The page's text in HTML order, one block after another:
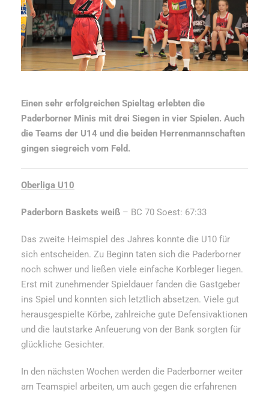
Einen sehr erfolgreichen Spieltag erlebten die
Paderborner Minis mit drei Siegen in vier Spielen. Auch
die Teams der U14 und die beiden Herrenmannschaften
gingen siegreich vom Feld.
Oberliga U10
Paderborn Baskets weiß – BC 70 Soest: 67:33
Das zweite Heimspiel des Jahres konnte die U10 für
sich entscheiden. Zu Beginn taten sich die Paderborner
noch schwer und ließen viele einfache Korbleger liegen.
Erst mit zunehmender Spieldauer fanden die Gastgeber
ins Spiel und konnten sich letztlich absetzen. Viele gut
herausgespielte Körbe, zahlreiche gute Defensivaktionen
und die lautstarke Anfeuerung von der Bank sorgten für
glückliche Gesichter.
In den nächsten Wochen werden die Paderborner weiter
am Teamspiel arbeiten, um auch gegen die erfahrenen